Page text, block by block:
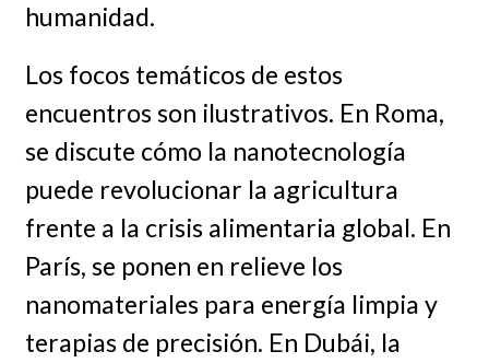
humanidad.
Los focos temáticos de estos
encuentros son ilustrativos. En Roma,
se discute cómo la nanotecnología
puede revolucionar la agricultura
frente a la crisis alimentaria global. En
París, se ponen en relieve los
nanomateriales para energía limpia y
terapias de precisión. En Dubái, la